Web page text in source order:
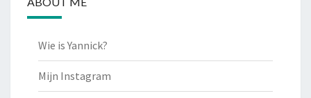
Wie is Yannick?
Mijn Instagram